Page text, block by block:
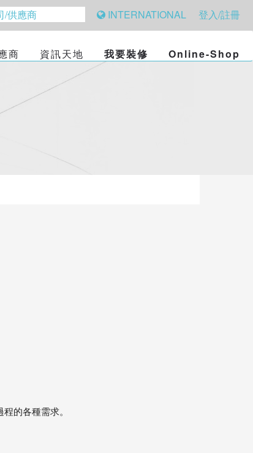
INTERNATIONAL 登入/註冊
商 資訊天地 我要裝修 Online-Shop
的各種需求。